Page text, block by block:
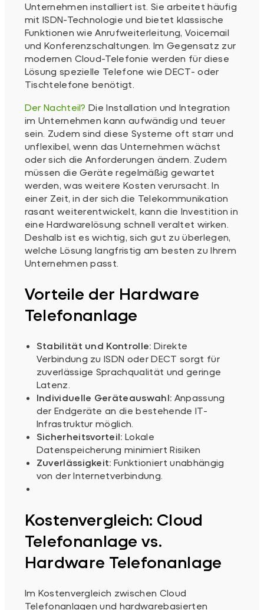
Unternehmen installiert ist. Sie arbeitet häufig
mit ISDN-Technologie und bietet klassische
Funktionen wie Anrufweiterleitung, Voicemail
und Konferenzschaltungen. Im Gegensatz zur
modernen Cloud-Telefonie werden für diese
Lösung spezielle Telefone wie DECT- oder
Tischtelefone benötigt.
Der Nachteil? Die Installation und Integration
im Unternehmen kann aufwändig und teuer
sein. Zudem sind diese Systeme oft starr und
unflexibel, wenn das Unternehmen wächst
oder sich die Anforderungen ändern. Zudem
müssen die Geräte regelmäßig gewartet
werden, was weitere Kosten verursacht. In
einer Zeit, in der sich die Telekommunikation
rasant weiterentwickelt, kann die Investition in
eine Hardwarelösung schnell veraltet wirken.
Deshalb ist es wichtig, sich gut zu überlegen,
welche Lösung langfristig am besten zu Ihrem
Unternehmen passt.
Vorteile der Hardware
Telefonanlage
Stabilität und Kontrolle: Direkte
Verbindung zu ISDN oder DECT sorgt für
zuverlässige Sprachqualität und geringe
Latenz.
Individuelle Geräteauswahl: Anpassung
der Endgeräte an die bestehende IT-
Infrastruktur möglich.
Sicherheitsvorteil: Lokale
Datenspeicherung minimiert Risiken
Zuverlässigkeit: Funktioniert unabhängig
von der Internetverbindung.
Kostenvergleich: Cloud
Telefonanlage vs.
Hardware Telefonanlage
Im Kostenvergleich zwischen Cloud
Telefonanlagen und hardwarebasierten